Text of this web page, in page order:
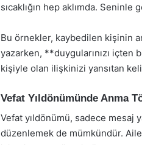
sıcaklığın hep aklımda.
Bu örnekler, kaybedilen kişinin
yazarken, **duygularınızı içten
kişiyle olan ilişkinizi yansıtan
Vefat Yıldönümünde Anma
Vefat yıldönümü, sadece mesaj
düzenlemek de mümkündür.